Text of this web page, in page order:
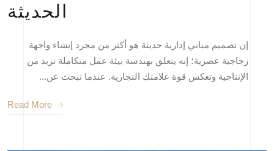
الحديثة
إن تصميم مباني إدارية حديثة هو أكثر من مجرد إنشاء واجهة
زجاجية عصرية؛ إنه يتعلق بهندسة بيئة عمل متكاملة تزيد من
الإنتاجية وتعكس قوة علامتك التجارية. عندما تبحث عن...
Read More